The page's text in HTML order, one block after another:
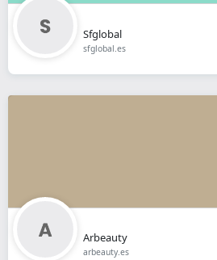
Sfglobal
sfglobal.es
Arbeauty
arbeauty.es